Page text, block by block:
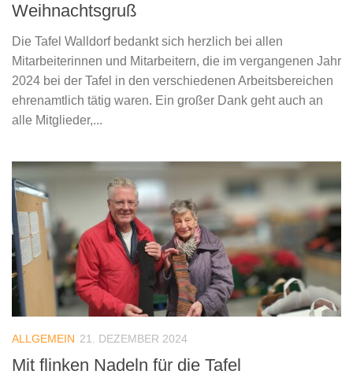
Weihnachtsgruß
Die Tafel Walldorf bedankt sich herzlich bei allen
Mitarbeiterinnen und Mitarbeitern, die im vergangenen Jahr
2024 bei der Tafel in den verschiedenen Arbeitsbereichen
ehrenamtlich tätig waren. Ein großer Dank geht auch an
alle Mitglieder,...
ALLGEMEIN 21. DEZEMBER 2024
Mit flinken Nadeln für die Tafel